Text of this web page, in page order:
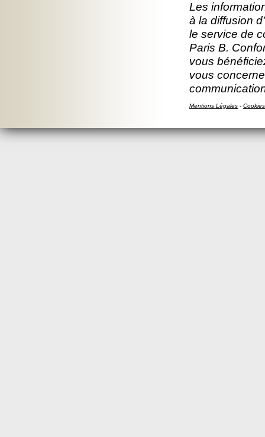
Les
à la diffusion
le service de
Paris B.
vous
vous
Mentions Légales - Cookies